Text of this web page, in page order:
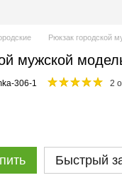
Рюкзак городской
мужской
306-1 2
Быстрый